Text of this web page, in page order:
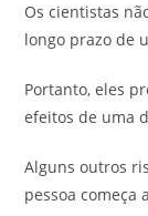
Os cientistas
longo prazo de
Portanto, eles
efeitos de uma
Alguns outros
pessoa começa